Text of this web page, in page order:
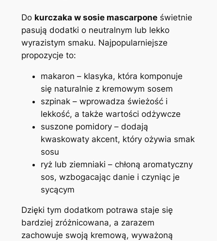
Do kurczaka w sosie mascarponeświetnie
pasują dodatki o neutralnym lub lekko
wyrazistym smaku. Najpopularniejsze
propozycje to:
makaron – klasyka, która komponuje
się naturalnie z kremowym sosem
szpinak – wprowadza świeżość i
lekkość, a także wartości odżywcze
suszone pomidory – dodają
kwaskowaty akcent, który ożywia smak
sosu
ryż lub ziemniaki – chłoną aromatyczny
sos, wzbogacając danie i czyniąc je
sycącym
Dzięki tym dodatkom potrawa staje się
bardziej zróżnicowana, a zarazem
zachowuje swoją kremową, wyważoną